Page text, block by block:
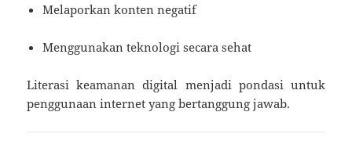
Melaporkan konten negatif
Menggunakan teknologi secara sehat
Literasi keamanan digital menjadi pondasi untuk
penggunaan internet yang bertanggung jawab.